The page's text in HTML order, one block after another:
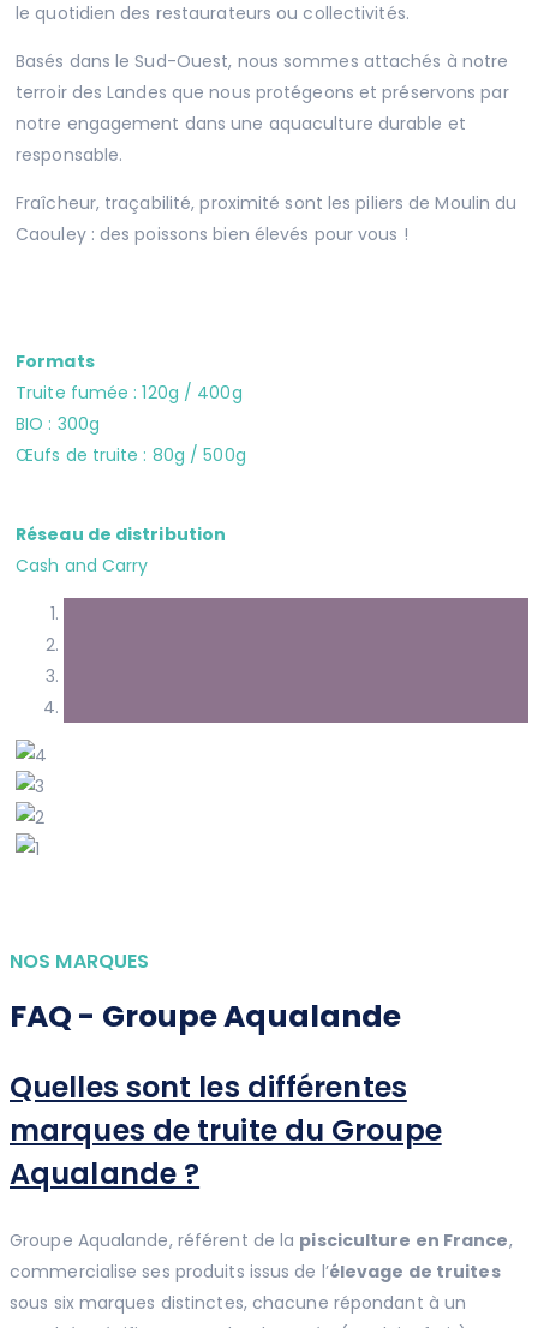
le quotidien des restaurateurs ou collectivités.
Basés dans le Sud-Ouest, nous sommes attachés à notre
terroir des Landes que nous protégeons et préservons par
notre engagement dans une aquaculture durable et
responsable.
Fraîcheur, traçabilité, proximité sont les piliers de Moulin du
Caouley : des poissons bien élevés pour vous !
Formats
Truite fumée : 120g / 400g
BIO : 300g
Œufs de truite : 80g / 500g
Réseau de distribution
Cash and Carry
NOS MARQUES
FAQ - Groupe Aqualande
Quelles sont les différentes
marques de truite du Groupe
Aqualande ?
Groupe Aqualande, référent de la pisciculture en France,
commercialise ses produits issus de l’élevage de truites
sous six marques distinctes, chacune répondant à un